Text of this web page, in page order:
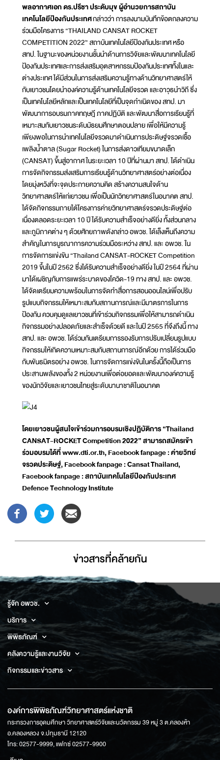
พลอากาศเอก ดร.ปรีชา ประดับมุข ผู้อำนวยการสถาบัน
เทคโนโลยีป้องกันประเทศกล่าวว่า การลงนามบันทึกข้อตกลงความ
ร่วมมือโครงการ “THAILAND CANSAT ROCKET
COMPETITION 2022” สถาบันเทคโนโลยีป้องกันประเทศ หรือ
สทป. ในฐานะของหน่วยงานชั้นนำด้านการวิจัยและพัฒนาเทคโนโลยี
ป้องกันประเทศและการส่งเสริมอุตสาหกรรมป้องกันประเทศทั้งในและ
ต่างประเทศ ได้มีส่วนในการส่งเสริมความรู้ทางด้านวิทยาศาสตร์ให้
กับเยาวชนโดยนำองค์ความรู้ด้านเทคโนโลยีจรวด และอาวุธนำวิถี ซึ่ง
เป็นเทคโนโลยีหลักและเป็นเทคโนโลยีที่เป็นจุดกำเนิดของ สทป. มา
พัฒนาการอบรมภาคทฤษฎี ภาคปฏิบัติ และพัฒนาสื่อการเรียนรู้ที่
เหมาะสมกับเยาวชนระดับมัธยมศึกษาตอนปลาย เพื่อให้มีความรู้
เพียงพอในการนำเทคโนโลยีจรวดมาดำเนินการประดิษฐ์จรวดเชื้อ
เพลิงน้ำตาล (Sugar Rocket) ในการส่งดาวเทียมขนาดเล็ก
(CANSAT) ขึ้นสู่อากาศ ในระยะเวลา 10 ปีที่ผ่านมา สทป. ได้ดำเนิน
การจัดกิจกรรมส่งเสริมการเรียนรู้ด้านวิทยาศาสตร์อย่างต่อเนื่อง
โดยมุ่งหวังที่จะจุดประกายความคิด สร้างความสนใจด้าน
วิทยาศาสตร์ให้แก่เยาวชน เพื่อเป็นนักวิทยาศาสตร์ในอนาคต สทป.
ได้จัดกิจกรรมภายใต้โครงการค่ายวิทยาศาสตร์จรวดประดิษฐ์ต่อ
เนื่องตลอดระยะเวลา 10 ปี ได้รับความสำเร็จอย่างดียิ่ง ทั้งส่วนกลาง
และภูมิภาคต่าง ๆ ด้วยศักยภาพดังกล่าว อพวช. ได้เล็งเห็นถึงความ
สำคัญในการบูรณาการความร่วมมือระหว่าง สทป. และ อพวช. ใน
การจัดการแข่งขัน “Thailand CANSAT-ROCKET Competition
2019 ขึ้นในปี 2562 ซึ่งได้รับความสำเร็จอย่างดียิ่ง ในปี 2564 ที่ผ่าน
มาได้เผชิญกับการแพร่ระบาดของโควิด-19 ทาง สทป. และ อพวช.
ได้จัดเตรียมความพร้อมในการจัดทำสื่อการสอนออนไลน์เพื่อปรับ
รูปแบบกิจกรรมให้เหมาะสมกับสถานการณ์และมีมาตรการในการ
ป้องกัน ควบคุมดูแลเยาวชนที่เข้าร่วมกิจกรรมเพื่อให้สามารถดำเนิน
กิจกรรมอย่างปลอดภัยและสำเร็จด้วยดี และในปี 2565 ที่จึงถึงนี้ ทาง
สทป. และ อพวช. ได้ร่วมกันเตรียมการรองรับการปรับเปลี่ยนรูปแบบ
กิจกรรมให้เกิดความเหมาะสมกับสถานการณ์อีกด้วย การได้ร่วมมือ
กับพันธมิตรอย่าง อพวช. ในการจัดการแข่งขันในครั้งนี้ถือเป็นการ
ประสานพลังของทั้ง 2 หน่วยงานเพื่อต่อยอดและพัฒนาองค์ความรู้
ของนักวิจัยและเยาวชนไทยสู่ระดับนานาชาติในอนาคต
โดยเยาวชนผู้สนใจเข้าร่วมการอบรมเชิงปฏิบัติการ “Thailand
CANSAT-ROCKET Competition 2022” สามารถสมัครเข้า
ร่วมอบรมได้ที่ www.dti.or.th, Facebook fanpage : ค่ายวิทย์
จรวดประดิษฐ์, Facebook fanpage : Cansat Thailand,
Facebook fanpage : สถาบันเทคโนโลยีป้องกันประเทศ
Defence Technology Institute
ข่าวสารที่่คล้ายกัน
รู้จัก อพวช.
บริการ
พิพิธภัณฑ์
คลังความรู้และงานวิจัย
กิจกรรมและข่าวสาร
องค์การพิพิธภัณฑ์วิทยาศาสตร์แห่งชาติ
กระทรวงการอุดมศึกษา วิทยาศาสตร์วิจัยและนวัตกรรม 39 หมู่ 3 ต.คลองห้า
อ.คลองหลวง จ.ปทุมธานี 12120
โทร: 02577-9999, แฟกซ์ 02577-9900